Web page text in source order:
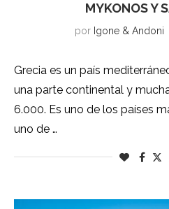
MYKONOS Y
por Igone & Andoni
Grecia es un país
una parte continental y
6.000. Es uno de los países
uno de …